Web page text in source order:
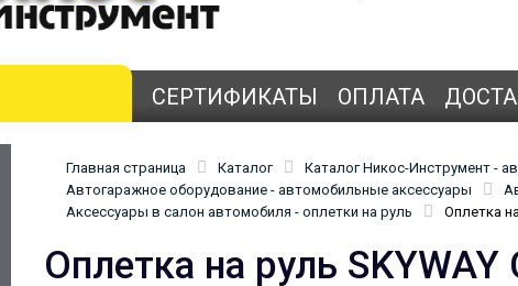
СЕРТИФИКАТЫ ОПЛАТА
Главная страница Каталог
Каталог Никос-Инструмент -
Автогаражное оборудование - автомобильные аксессуары
Аксессуары в салон автомобиля - оплетки на руль
Оплетка
Оплетка на руль